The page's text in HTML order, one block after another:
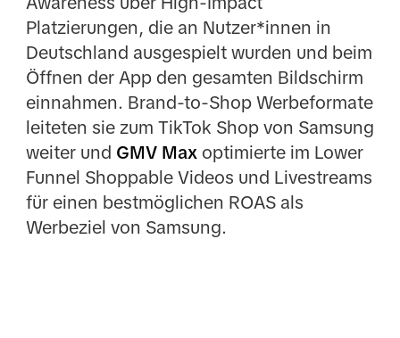
Platzierungen, die an Nutzer*innen in
Deutschland ausgespielt wurden und beim
Öffnen der App den gesamten Bildschirm
einnahmen. Brand-to-Shop Werbeformate
leiteten sie zum TikTok Shop von Samsung
weiter und GMV Max optimierte im Lower
Funnel Shoppable Videos und Livestreams
für einen bestmöglichen ROAS als
Werbeziel von Samsung.